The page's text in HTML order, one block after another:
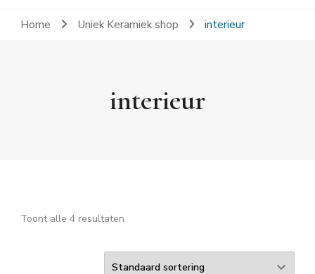
Home Uniek Keramiek shop interieur
interieur
Toont alle 4 resultaten